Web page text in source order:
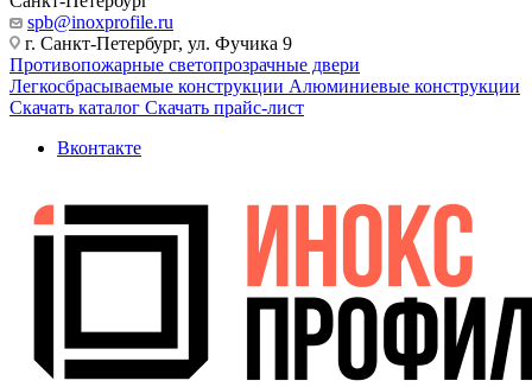
spb@inoxprofile.ru
г. Санкт-Петербург, ул. Фучика 9
Противопожарные светопрозрачные двери
Легкосбрасываемые конструкции Алюминиевые конструкции
Скачать каталог Скачать прайс-лист
Вконтакте